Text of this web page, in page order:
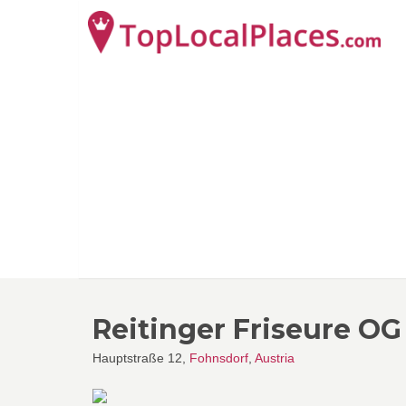
Reitinger Friseure OG
Hauptstraße 12, Fohnsdorf Austria